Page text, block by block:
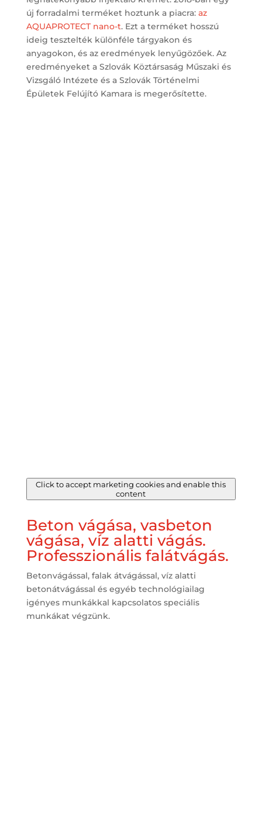
új forradalmi terméket hoztunk a piacra: az
AQUAPROTECT nano-t. Ezt a terméket hosszú
ideig tesztelték különféle tárgyakon és
anyagokon, és az eredmények lenyűgözőek. Az
eredményeket a Szlovák Köztársaság Műszaki és
Vizsgáló Intézete és a Szlovák Történelmi
Épületek Felújító Kamara is megerősítette.
Click to accept marketing cookies and enable this
content
Beton vágása, vasbeton
vágása, víz alatti vágás.
Professzionális falátvágás.
Betonvágással, falak átvágással, víz alatti
betonátvágással és egyéb technológiailag
igényes munkákkal kapcsolatos speciális
munkákat végzünk.